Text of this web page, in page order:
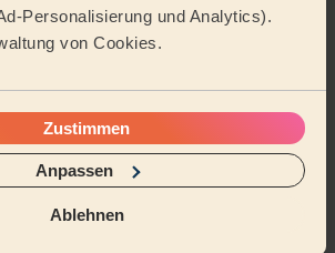
Personalisierung und Analytics).
von Cookies.
Zustimmen
Anpassen
Ablehnen